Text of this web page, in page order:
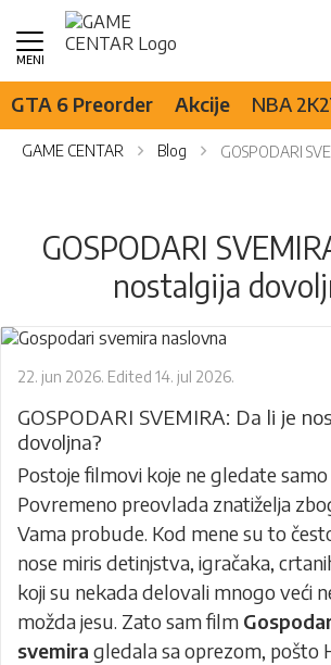
GTA 6 Preorder Akcije NBA
GAME CENTAR Blog
GOSPODARI
nostalgija
22. jun 2026. Edited 14. jul 2026.
GOSPODARI SVEMIRA: Da li je
dovoljna?
Postoje filmovi koje ne gledate samo
Povremeno preovlada znatiželja
Vama probude. Kod mene su to
nose miris detinjstva, igračaka,
koji su nekada delovali mnogo veći
možda jesu. Zato sam film
svemira gledala sa oprezom, pošto